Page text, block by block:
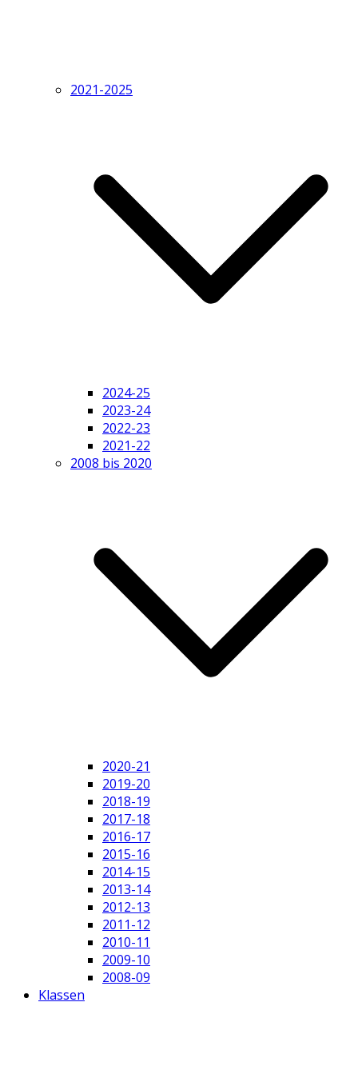
2021-2025
2024-25
2023-24
2022-23
2021-22
2008 bis 2020
2020-21
2019-20
2018-19
2017-18
2016-17
2015-16
2014-15
2013-14
2012-13
2011-12
2010-11
2009-10
2008-09
Klassen